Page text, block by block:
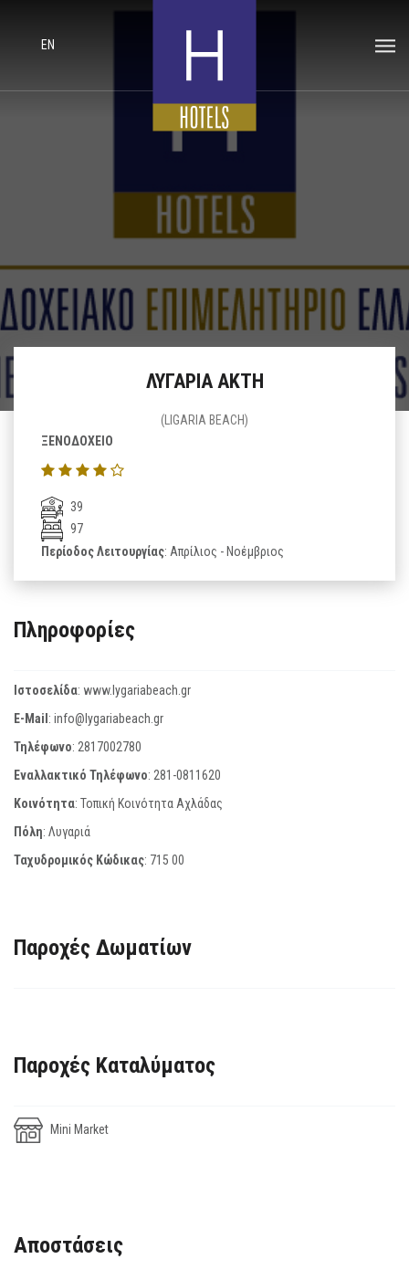
EN
ΛΥΓΑΡΙΑ ΑΚΤΗ
(LIGARIA BEACH)
ΞΕΝΟΔΟΧΕΙΟ
39
97
Περίοδος Λειτουργίας: Απρίλιος - Νοέμβριος
Πληροφορίες
Ιστοσελίδα: www.lygariabeach.gr
E-Mail: info@lygariabeach.gr
Τηλέφωνο: 2817002780
Εναλλακτικό Τηλέφωνο: 281-0811620
Κοινότητα: Τοπική Κοινότητα Αχλάδας
Πόλη: Λυγαριά
Ταχυδρομικός Κώδικας: 715 00
Παροχές Δωματίων
Παροχές Καταλύματος
Mini Market
Αποστάσεις